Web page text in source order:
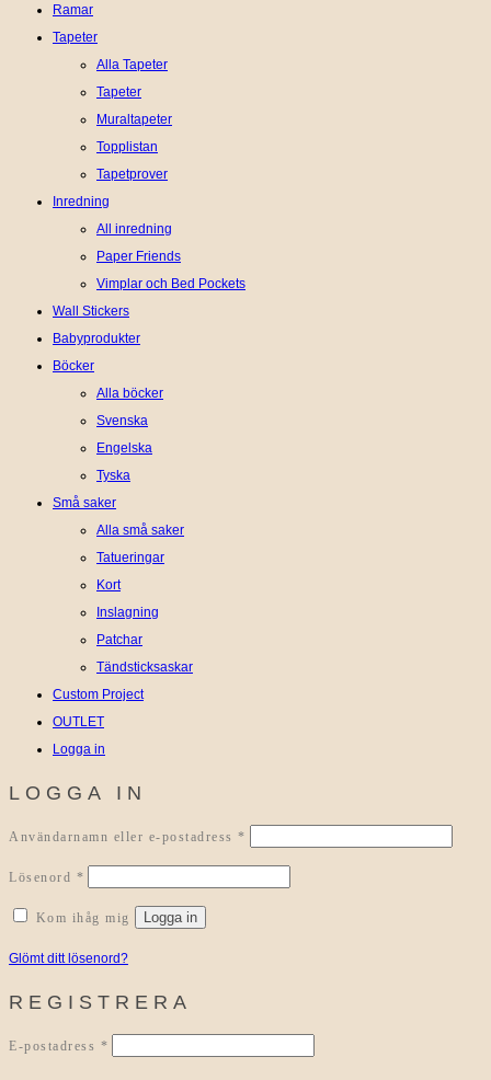
Ramar
Tapeter
Alla Tapeter
Tapeter
Muraltapeter
Topplistan
Tapetprover
Inredning
All inredning
Paper Friends
Vimplar och Bed Pockets
Wall Stickers
Babyprodukter
Böcker
Alla böcker
Svenska
Engelska
Tyska
Små saker
Alla små saker
Tatueringar
Kort
Inslagning
Patchar
Tändsticksaskar
Custom Project
OUTLET
Logga in
LOGGA IN
Användarnamn eller e-postadress *
Lösenord *
Kom ihåg mig Logga in
Glömt ditt lösenord?
REGISTRERA
E-postadress *